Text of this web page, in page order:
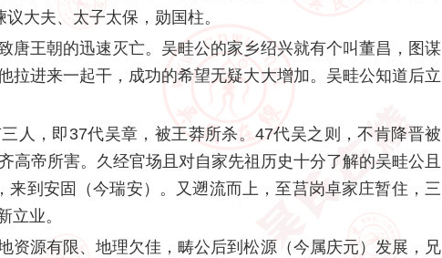
大夫、太子太保，勋国柱。
唐王朝的迅速灭亡。吴畦公的家乡绍兴就有个叫董昌，图谋
拉进来一起干，成功的希望无疑大大增加。吴畦公知道后立
人，即37代吴章，被王莽所杀。47代吴之则，不肯降晋被
高帝所害。久经官场且对自家先祖历史十分了解的吴畦公且
来到安固（今瑞安）。又遡流而上，至莒岗卓家庄暂住，三
立业。
资源有限、地理欠佳，畴公后到松源（今属庆元）发展，兄